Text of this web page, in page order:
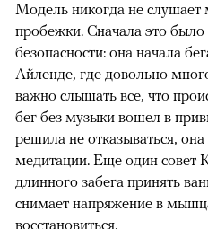
Модель никогда не слушает
пробежки. Сначала это
безопасности: она начала
Айленде, где довольно
важно слышать все, что
бег без музыки вошел в
решила не отказываться,
медитации. Еще один совет
длинного забега принять
снимает напряжение в
восстановиться.